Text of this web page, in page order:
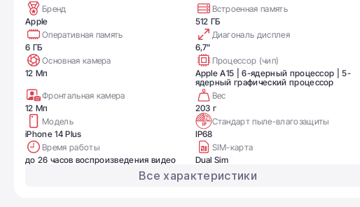
Бренд
Apple
Встроенная память
512 ГБ
Оперативная память
6 ГБ
Диагональ дисплея
6,7"
Основная камера
12 Мп
Процессор (чип)
Apple A15 | 6-ядерный процессор | 5-
ядерный графический процессор
Фронтальная камера
12 Мп
Вес
203 г
Модель
iPhone 14 Plus
Стандарт пыле-влагозащиты
IP68
Время работы
до 26 часов воспроизведения видео
SIM-карта
Dual Sim
Все характеристики